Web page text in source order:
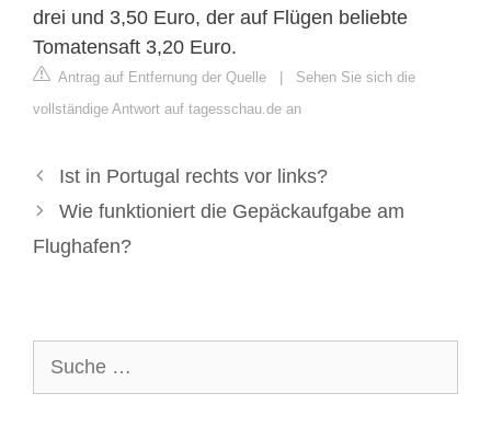
drei und 3,50 Euro, der auf Flügen beliebte
Tomatensaft 3,20 Euro.
Antrag auf Entfernung der Quelle | Sehen Sie sich die
vollständige Antwort auf tagesschau.de an
Ist in Portugal rechts vor links?
Wie funktioniert die Gepäckaufgabe am
Flughafen?
nach: